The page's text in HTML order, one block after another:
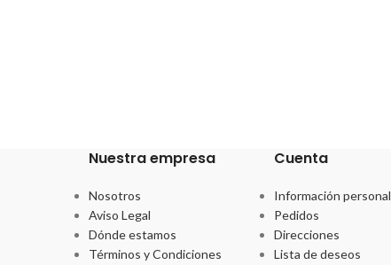
Nuestra empresa
Nosotros
Aviso Legal
Dónde estamos
Términos y Condiciones
Cuenta
Información personal
Pedidos
Direcciones
Lista de deseos